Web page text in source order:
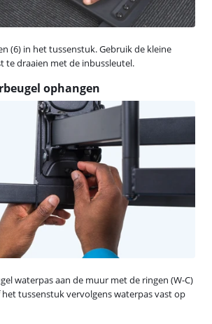
(6) in het tussenstuk. Gebruik de kleine
te draaien met de inbussleutel.
ophangen
waterpas aan de muur met de ringen (W-C)
het tussenstuk vervolgens waterpas vast op